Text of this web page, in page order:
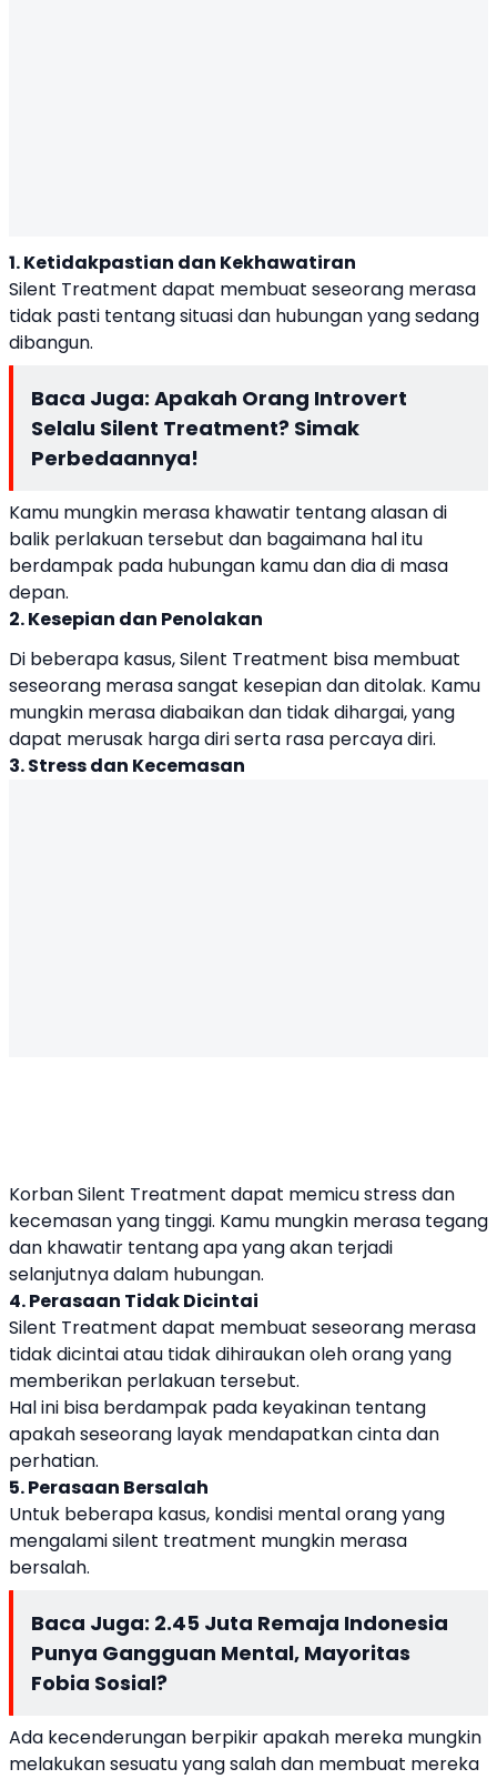
1. Ketidakpastian dan Kekhawatiran
Silent Treatment dapat membuat seseorang merasa
tidak pasti tentang situasi dan hubungan yang sedang
dibangun.
Baca Juga: Apakah Orang Introvert
Selalu Silent Treatment? Simak
Perbedaannya!
Kamu mungkin merasa khawatir tentang alasan di
balik perlakuan tersebut dan bagaimana hal itu
berdampak pada hubungan kamu dan dia di masa
depan.
2. Kesepian dan Penolakan
Di beberapa kasus, Silent Treatment bisa membuat
seseorang merasa sangat kesepian dan ditolak. Kamu
mungkin merasa diabaikan dan tidak dihargai, yang
dapat merusak harga diri serta rasa percaya diri.
3. Stress dan Kecemasan
Korban Silent Treatment dapat memicu stress dan
kecemasan yang tinggi. Kamu mungkin merasa tegang
dan khawatir tentang apa yang akan terjadi
selanjutnya dalam hubungan.
4. Perasaan Tidak Dicintai
Silent Treatment dapat membuat seseorang merasa
tidak dicintai atau tidak dihiraukan oleh orang yang
memberikan perlakuan tersebut.
Hal ini bisa berdampak pada keyakinan tentang
apakah seseorang layak mendapatkan cinta dan
perhatian.
5. Perasaan Bersalah
Untuk beberapa kasus, kondisi mental orang yang
mengalami silent treatment mungkin merasa
bersalah.
Baca Juga: 2.45 Juta Remaja Indonesia
Punya Gangguan Mental, Mayoritas
Fobia Sosial?
Ada kecenderungan berpikir apakah mereka mungkin
melakukan sesuatu yang salah dan membuat mereka